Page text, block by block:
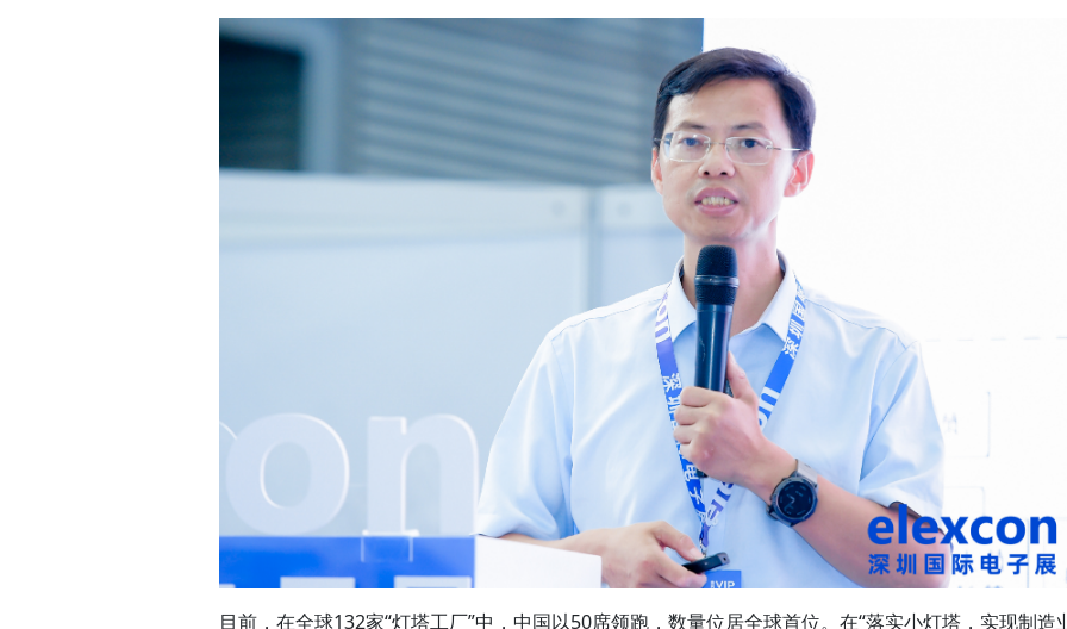
目前，在全球132家“灯塔工厂”中，中国以50席领跑，数量位居全球首位。在“落实小灯塔，实现制造